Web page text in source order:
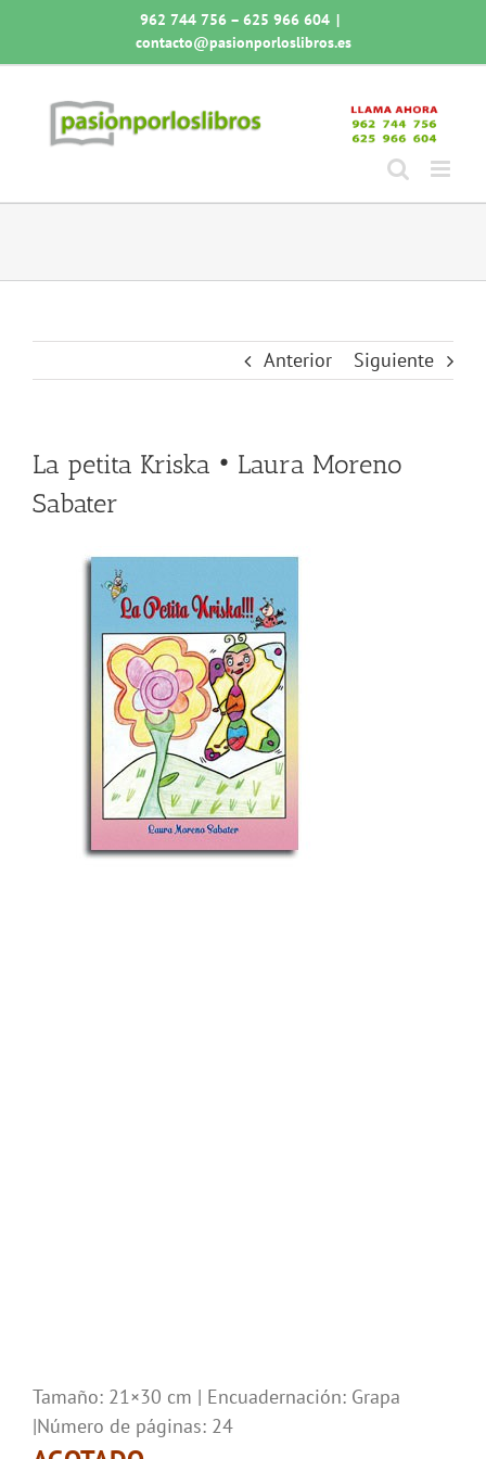
contenido
962 744 756 – 625 966 604 |
contacto@pasionporloslibros.es
Anterior Siguiente
La petita Kriska • Laura Moreno
Sabater
Tamaño: 21×30 cm | Encuadernación: Grapa
|Número de páginas: 24